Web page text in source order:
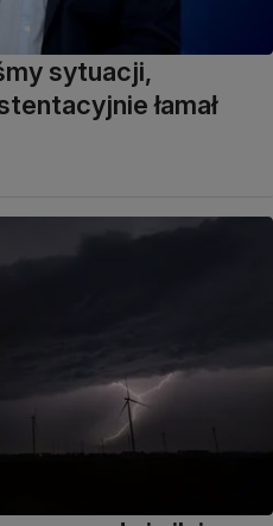
sytuacji,
łamał